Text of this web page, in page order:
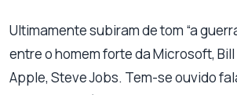
Ultimamente subiram de tom “a
entre o homem forte da Microsoft, Bill
Apple, Steve Jobs. Tem-se ouvido